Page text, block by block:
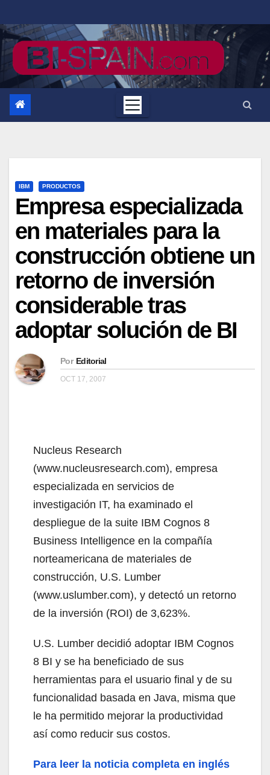
al
contenido
IBM PRODUCTOS
Empresa especializada
en materiales para la
construcción obtiene un
retorno de inversión
considerable tras
adoptar solución de BI
Por Editorial
OCT 17, 2007
Nucleus Research
(www.nucleusresearch.com), empresa
especializada en servicios de
investigación IT, ha examinado el
despliegue de la suite IBM Cognos 8
Business Intelligence en la compañía
norteamericana de materiales de
construcción, U.S. Lumber
(www.uslumber.com), y detectó un retorno
de la inversión (ROI) de 3,623%.
U.S. Lumber decidió adoptar IBM Cognos
8 BI y se ha beneficiado de sus
herramientas para el usuario final y de su
funcionalidad basada en Java, misma que
le ha permitido mejorar la productividad
así como reducir sus costos.
Para leer la noticia completa en inglés